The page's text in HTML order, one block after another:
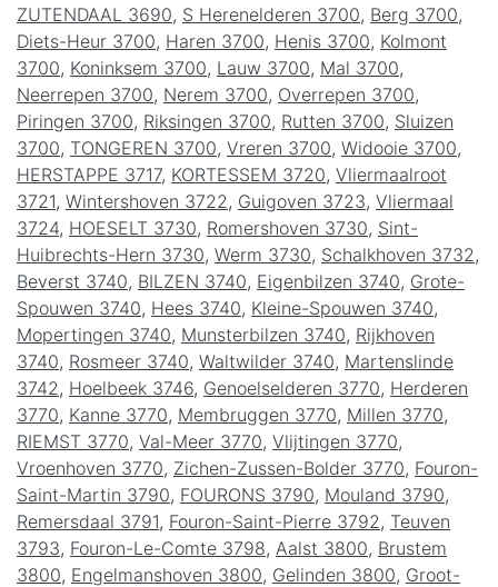
ZUTENDAAL 3690, S Herenelderen 3700, Berg 3700,
Diets-Heur 3700, Haren 3700, Henis 3700, Kolmont
3700, Koninksem 3700, Lauw 3700, Mal 3700,
Neerrepen 3700, Nerem 3700, Overrepen 3700,
Piringen 3700, Riksingen 3700, Rutten 3700, Sluizen
3700, TONGEREN 3700, Vreren 3700, Widooie 3700,
HERSTAPPE 3717, KORTESSEM 3720, Vliermaalroot
3721, Wintershoven 3722 , Guigoven 3723, Vliermaal
3724, HOESELT 3730, Romershoven 3730, Sint-
Huibrechts-Hern 3730, Werm 3730, Schalkhoven 3732 ,
Beverst 3740, BILZEN 3740, Eigenbilzen 3740, Grote-
Spouwen 3740, Hees 3740, Kleine-Spouwen 3740,
Mopertingen 3740, Munsterbilzen 3740, Rijkhoven
3740, Rosmeer 3740, Waltwilder 3740, Martenslinde
3742 , Hoelbeek 3746, Genoelselderen 3770, Herderen
3770, Kanne 3770, Membruggen 3770, Millen 3770,
RIEMST 3770, Val-Meer 3770, Vlijtingen 3770,
Vroenhoven 3770, Zichen-Zussen-Bolder 3770, Fouron-
Saint-Martin 3790, FOURONS 3790, Mouland 3790,
Remersdaal 3791, Fouron-Saint-Pierre 3792 , Teuven
3793, Fouron-Le-Comte 3798, Aalst 3800, Brustem
3800, Engelmanshoven 3800, Gelinden 3800, Groot-